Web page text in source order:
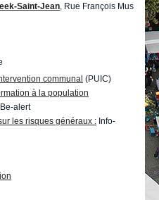
Saint-Jean , Rue François Mus
communal (PUIC)
à la population
alert
les risques généraux : Info-